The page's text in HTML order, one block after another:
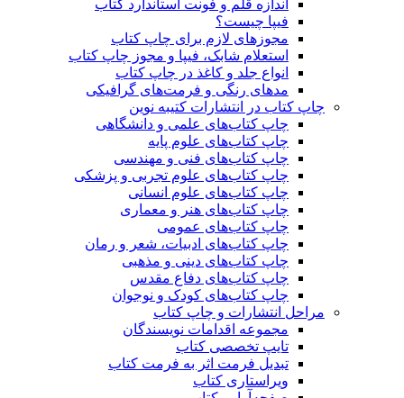
اندازه قلم و فونت استاندارد کتاب
فیپا چیست؟
مجوزهای لازم برای چاپ کتاب
استعلام شابک، فیپا و مجوز چاپ کتاب
انواع جلد و کاغذ در چاپ کتاب
مدهای رنگی و فرمت‌های گرافیکی
چاپ کتاب در انتشارات کتیبه نوین
چاپ کتاب‌های علمی و دانشگاهی
چاپ کتاب‌های علوم پایه
چاپ کتاب‌های فنی و مهندسی
چاپ کتاب‌های علوم تجربی و پزشکی
چاپ کتاب‌های علوم انسانی
چاپ کتاب‌های هنر و معماری
چاپ کتاب‌های عمومی
چاپ کتاب‌های ادبیات، شعر و رمان
چاپ کتاب‌های دینی و مذهبی
چاپ کتاب‌های دفاع مقدس
چاپ کتاب‌های کودک و نوجوان
مراحل انتشارات و چاپ کتاب
مجموعه اقدامات نویسندگان
تایپ تخصصی کتاب
تبدیل فرمت اثر به فرمت کتاب
ویراستاری کتاب